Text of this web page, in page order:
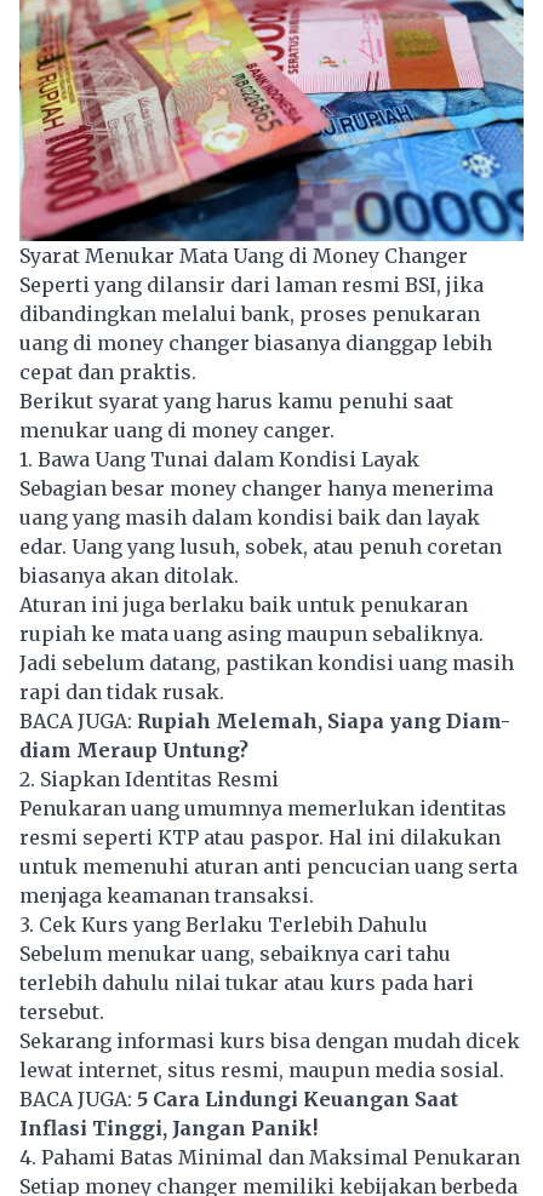
Syarat Menukar Mata Uang di Money Changer
Seperti yang dilansir dari laman resmi BSI, jika
dibandingkan melalui bank, proses penukaran
uang di money changer biasanya dianggap lebih
cepat dan praktis.
Berikut syarat yang harus kamu penuhi saat
menukar uang di money canger.
1. Bawa Uang Tunai dalam Kondisi Layak
Sebagian besar money changer hanya menerima
uang yang masih dalam kondisi baik dan layak
edar. Uang yang lusuh, sobek, atau penuh coretan
biasanya akan ditolak.
Aturan ini juga berlaku baik untuk penukaran
rupiah ke mata uang asing maupun sebaliknya.
Jadi sebelum datang, pastikan kondisi uang masih
rapi dan tidak rusak.
BACA JUGA: Rupiah Melemah, Siapa yang Diam-
diam Meraup Untung?
2. Siapkan Identitas Resmi
Penukaran uang umumnya memerlukan identitas
resmi seperti KTP atau paspor. Hal ini dilakukan
untuk memenuhi aturan anti pencucian uang serta
menjaga keamanan transaksi.
3. Cek Kurs yang Berlaku Terlebih Dahulu
Sebelum menukar uang, sebaiknya cari tahu
terlebih dahulu nilai tukar atau kurs pada hari
tersebut.
Sekarang informasi kurs bisa dengan mudah dicek
lewat internet, situs resmi, maupun media sosial.
BACA JUGA: 5 Cara Lindungi Keuangan Saat
Inflasi Tinggi, Jangan Panik!
4. Pahami Batas Minimal dan Maksimal Penukaran
Setiap money changer memiliki kebijakan berbeda